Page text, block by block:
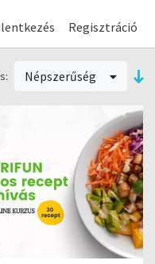
Regisztráció
Népszerűség